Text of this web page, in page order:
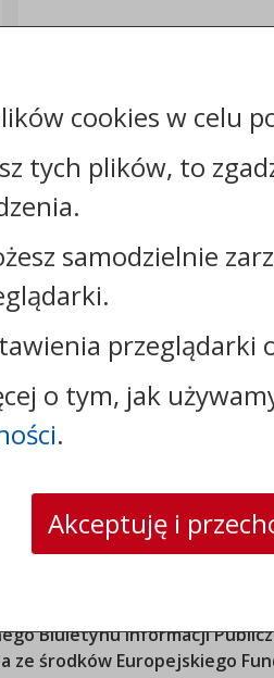
Kontakt:
tel.:+48523309324
e-mail:
skrytka ePUAP: /
Biuletynu Informacji
ze środków Europejskiego
cookies w celu
tych plików, to
samodzielnie
przeglądarki
o tym, jak
.
Akceptuję i